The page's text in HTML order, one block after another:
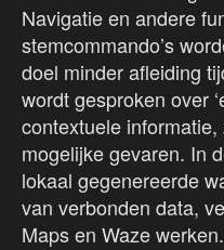
Navigatie en andere
stemcommando’s
doel minder afleiding
wordt gesproken over
contextuele
mogelijke gevaren. In
lokaal gegenereerde
van verbonden data,
Maps en Waze werken.